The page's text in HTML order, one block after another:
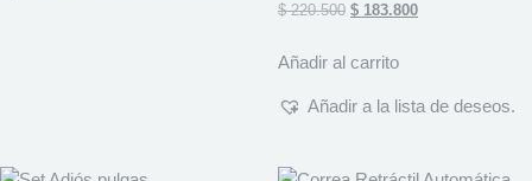
$220.500 $ 183.800
Añadir al carrito
Añadir a la lista de deseos.